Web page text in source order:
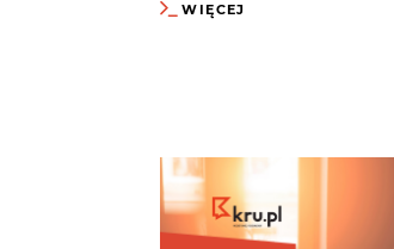
WIĘCEJ